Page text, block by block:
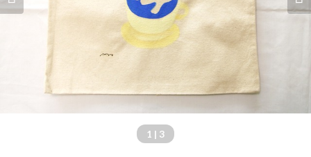
1 | 3